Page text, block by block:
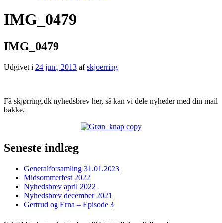
IMG_0479
IMG_0479
Udgivet i 24 juni, 2013 afskjoerring
Få skjørring.dk nyhedsbrev her, så kan vi dele nyheder med din mail
bakke.
Seneste indlæg
Generalforsamling 31.01.2023
Midsommerfest 2022
Nyhedsbrev april 2022
Nyhedsbrev december 2021
Gertrud og Erna – Episode 3